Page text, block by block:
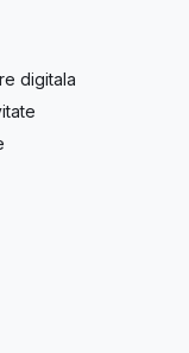
digitala